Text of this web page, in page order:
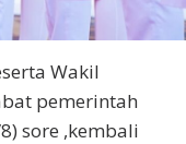
Wakil
pemerintah
sore ,kembali